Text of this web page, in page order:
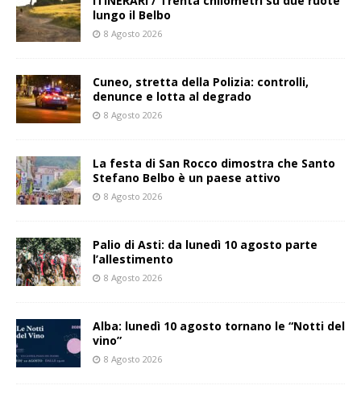
lungo il Belbo
8 Agosto 2026
Cuneo, stretta della Polizia: controlli,
denunce e lotta al degrado
8 Agosto 2026
La festa di San Rocco dimostra che Santo
Stefano Belbo è un paese attivo
8 Agosto 2026
Palio di Asti: da lunedì 10 agosto parte
l’allestimento
8 Agosto 2026
Alba: lunedì 10 agosto tornano le “Notti del
vino”
8 Agosto 2026